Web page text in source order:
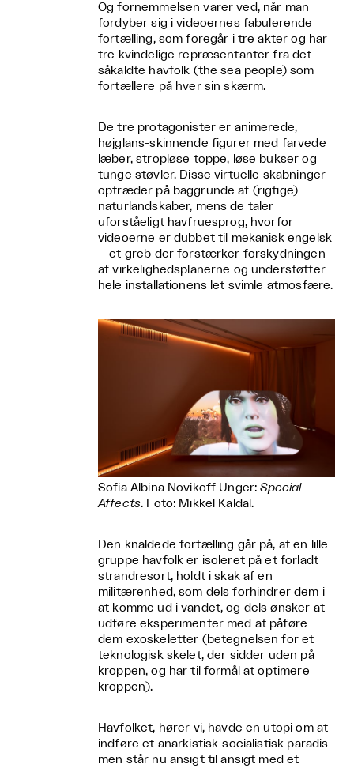
Og fornemmelsen varer ved, når man
fordyber sig i videoernes fabulerende
fortælling, som foregår i tre akter og har
tre kvindelige repræsentanter fra det
såkaldte havfolk (the sea people) som
fortællere på hver sin skærm.
De tre protagonister er animerede,
højglans-skinnende figurer med farvede
læber, stropløse toppe, løse bukser og
tunge støvler. Disse virtuelle skabninger
optræder på baggrunde af (rigtige)
naturlandskaber, mens de taler
uforståeligt havfruesprog, hvorfor
videoerne er dubbet til mekanisk engelsk
– et greb der forstærker forskydningen
af virkelighedsplanerne og understøtter
hele installationens let svimle atmosfære.
Sofia Albina Novikoff Unger:Special
Affects. Foto: Mikkel Kaldal.
Den knaldede fortælling går på, at en lille
gruppe havfolk er isoleret på et forladt
strandresort, holdt i skak af en
militærenhed, som dels forhindrer dem i
at komme ud i vandet, og dels ønsker at
udføre eksperimenter med at påføre
dem exoskeletter (betegnelsen for et
teknologisk skelet, der sidder uden på
kroppen, og har til formål at optimere
kroppen).
Havfolket, hører vi, havde en utopi om at
indføre et anarkistisk-socialistisk paradis
men står nu ansigt til ansigt med et